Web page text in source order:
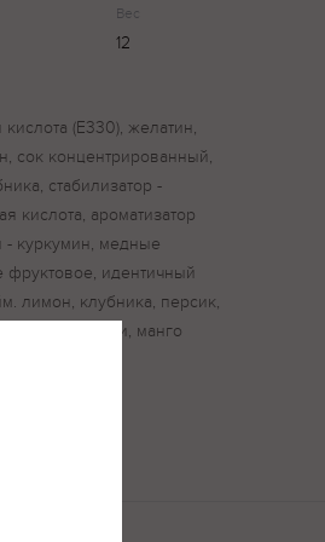
Вес
12
(Е330), желатин,
сок концентрированный,
стабилизатор -
кислота, ароматизатор
- куркумин, медные
идентичный
лимон, клубника, персик,
арбуз, киви, манго